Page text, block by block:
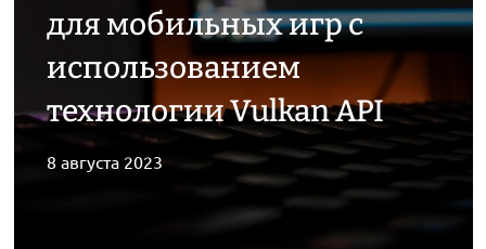
для мобильных игр с
использованием
технологии Vulkan API
8 августа 2023